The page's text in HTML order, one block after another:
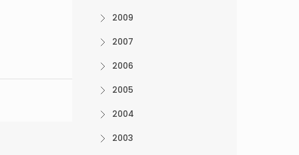
2009
2007
2006
2005
2004
2003